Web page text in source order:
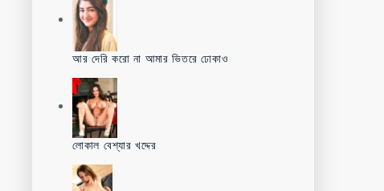
আর দেরি করো না আমার ভিতরে ঢোকাও
লোকাল বেশ্যার খদ্দের